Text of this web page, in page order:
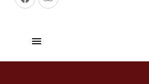
New
New